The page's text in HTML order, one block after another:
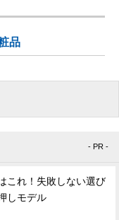
品
- PR -
これ！失敗しない選び
しモデル